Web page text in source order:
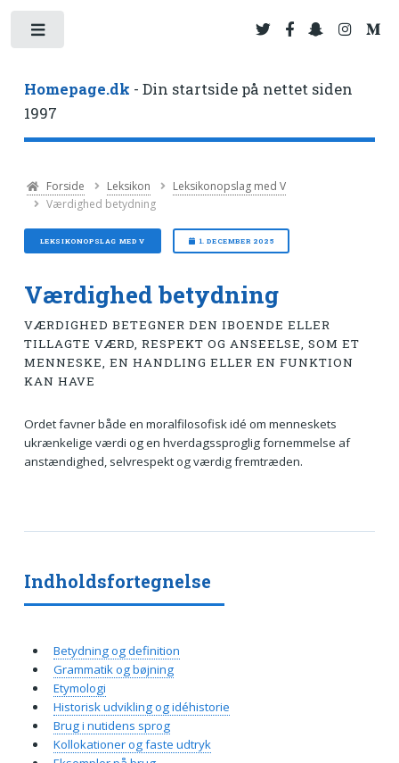
Homepage.dk - Din startside på nettet siden
1997
Forside Leksikon
Leksikonopslag med V
Værdighed betydning
LEKSIKONOPSLAG MED V 1. DECEMBER 2025
Værdighed betydning
VÆRDIGHED BETEGNER DEN IBOENDE ELLER
TILLAGTE VÆRD, RESPEKT OG ANSEELSE, SOM ET
MENNESKE, EN HANDLING ELLER EN FUNKTION
KAN HAVE
Ordet favner både en moralfilosofisk idé om menneskets
ukrænkelige værdi og en hverdagssproglig fornemmelse af
anstændighed, selvrespekt og værdig fremtræden.
Indholdsfortegnelse
Betydning og definition
Grammatik og bøjning
Etymologi
Historisk udvikling og idéhistorie
Brug i nutidens sprog
Kollokationer og faste udtryk